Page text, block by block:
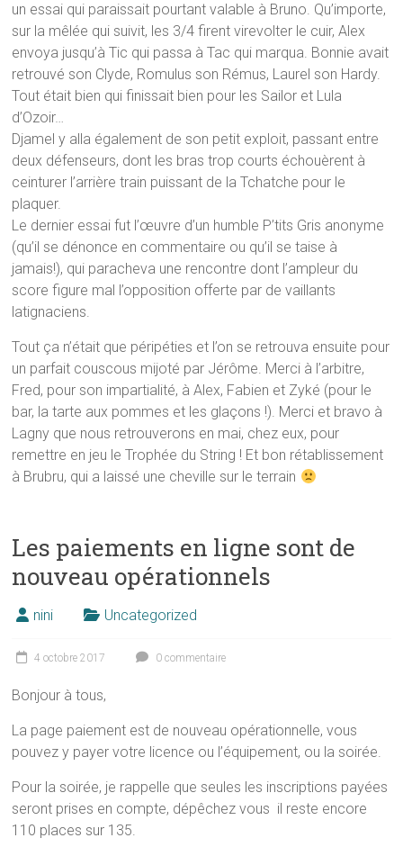
un essai qui paraissait pourtant valable à Bruno. Qu’importe,
sur la mêlée qui suivit, les 3/4 firent virevolter le cuir, Alex
envoya jusqu’à Tic qui passa à Tac qui marqua. Bonnie avait
retrouvé son Clyde, Romulus son Rémus, Laurel son Hardy.
Tout était bien qui finissait bien pour les Sailor et Lula
d’Ozoir…
Djamel y alla également de son petit exploit, passant entre
deux défenseurs, dont les bras trop courts échouèrent à
ceinturer l’arrière train puissant de la Tchatche pour le
plaquer.
Le dernier essai fut l’œuvre d’un humble P’tits Gris anonyme
(qu’il se dénonce en commentaire ou qu’il se taise à
jamais!), qui paracheva une rencontre dont l’ampleur du
score figure mal l’opposition offerte par de vaillants
latignaciens.
Tout ça n’était que péripéties et l’on se retrouva ensuite pour
un parfait couscous mijoté par Jérôme. Merci à l’arbitre,
Fred, pour son impartialité, à Alex, Fabien et Zyké (pour le
bar, la tarte aux pommes et les glaçons !). Merci et bravo à
Lagny que nous retrouverons en mai, chez eux, pour
remettre en jeu le Trophée du String ! Et bon rétablissement
à Brubru, qui a laissé une cheville sur le terrain
Les paiements en ligne sont de
nouveau opérationnels
nini Uncategorized
4 octobre 2017 0 commentaire
Bonjour à tous,
La page paiement est de nouveau opérationnelle, vous
pouvez y payer votre licence ou l’équipement, ou la soirée.
Pour la soirée, je rappelle que seules les inscriptions payées
seront prises en compte, dépêchez vous il reste encore
110 places sur 135.